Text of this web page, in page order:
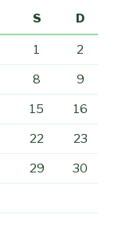
S D
1 2
8 9
15 16
22 23
29 30